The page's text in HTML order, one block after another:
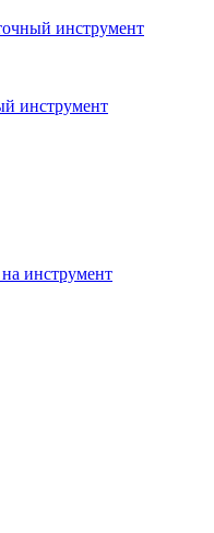
инструмент
инструмент
инструмент